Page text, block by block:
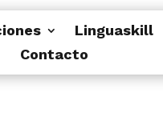
Linguaskill
Contacto